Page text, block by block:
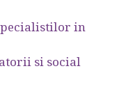
in
si social